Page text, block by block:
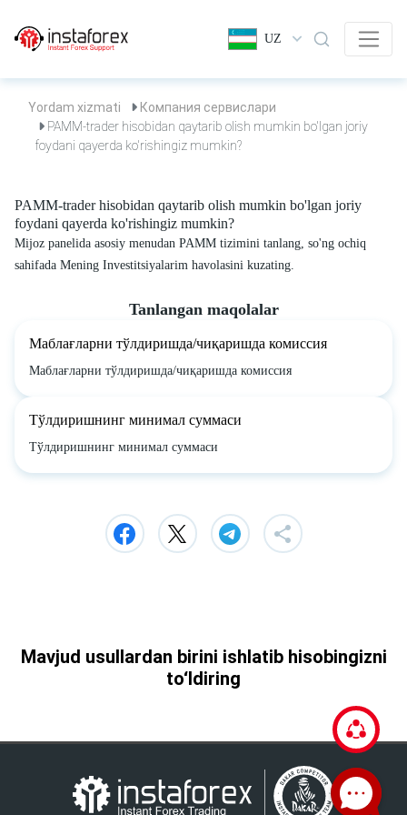
UZ
Yordam xizmati
Компания сервислари
PAMM-trader hisobidan qaytarib olish mumkin bo'lgan joriy
foydani qayerda ko'rishingiz mumkin?
PAMM-trader hisobidan qaytarib olish mumkin bo'lgan joriy
foydani qayerda ko'rishingiz mumkin?
Mijoz panelida asosiy menudan PAMM tizimini tanlang, so'ng ochiq
sahifada Mening Investitsiyalarim havolasini kuzating.
Tanlangan maqolalar
Маблағларни тўлдиришда/чиқаришда комиссия
Маблағларни тўлдиришда/чиқаришда комиссия
Тўлдиришнинг минимал суммаси
Тўлдиришнинг минимал суммаси
Mavjud usullardan birini ishlatib hisobingizni
to‘ldiring